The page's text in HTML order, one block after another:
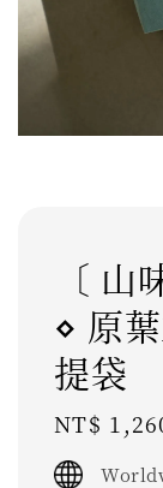
〔
⋄ 原
提袋
Regular
price
NT$